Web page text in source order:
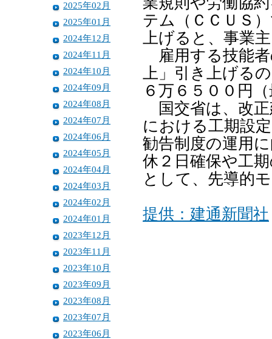
2025年02月
2025年01月
2024年12月
2024年11月
2024年10月
2024年09月
2024年08月
2024年07月
2024年06月
2024年05月
2024年04月
2024年03月
2024年02月
2024年01月
2023年12月
2023年11月
2023年10月
2023年09月
2023年08月
2023年07月
2023年06月
テム（ＣＣＵＳ
上げると、事業
雇用する技能者
上」引き上げる
６万６５００円
国交省は、改正
における工期設
勧告制度の運用
休２日確保や工
として、先導的
提供：建通新聞社